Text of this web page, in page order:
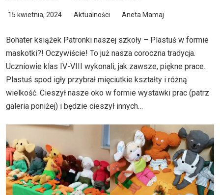
15 kwietnia, 2024 Aktualności Aneta Mamaj
Bohater książek Patronki naszej szkoły – Plastuś w formie
maskotki?! Oczywiście! To już nasza coroczna tradycja.
Uczniowie klas IV-VIII wykonali, jak zawsze, piękne prace.
Plastuś spod igły przybrał mięciutkie kształty i różną
wielkość. Cieszył nasze oko w formie wystawki prac (patrz
galeria poniżej) i będzie cieszył innych…